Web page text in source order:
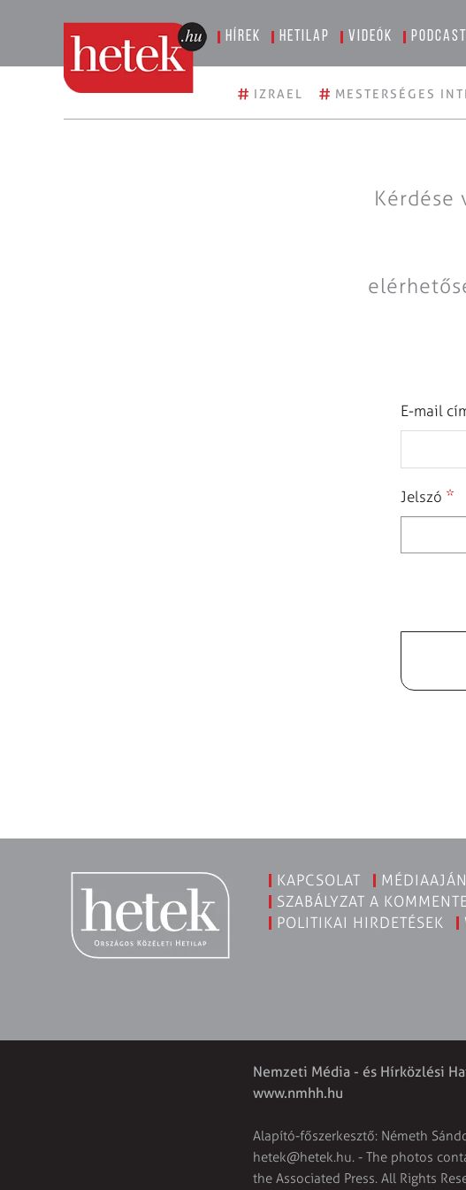
Hírek Hetilap Videók
# IZRAEL # MESTERSÉGES
Kérdése
E-mail
Jelszó *
KAPCSOLAT
SZABÁLYZAT A
POLITIKAI HIRDETÉSEK
Nemzeti Média - és Hírközlési
www.nmhh.hu
Alapító-főszerkesztő: Németh
hetek@hetek.hu. - The photos
the Associated Press. All Rights